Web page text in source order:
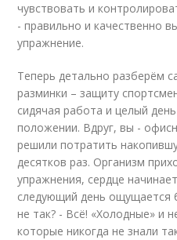
чувствовать и
- правильно и качественно
упражнение.
Теперь детально разберём
разминки – защиту
сидячая работа и целый
положении. Вдруг, вы -
решили потратить
десятков раз. Организм
упражнения, сердце
следующий день ощущается
не так? - Всё! «Холодные» и
которые никогда не знали